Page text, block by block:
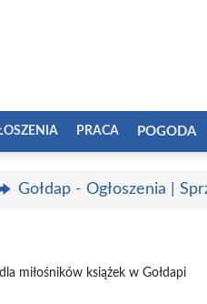
PRACA POGODA
Gołdap - Ogłoszenia |
miłośników książek w Gołdapi